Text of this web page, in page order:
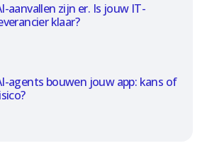
aanvallen zijn er. Is jouw IT-
klaar?
agents bouwen jouw app: kans of